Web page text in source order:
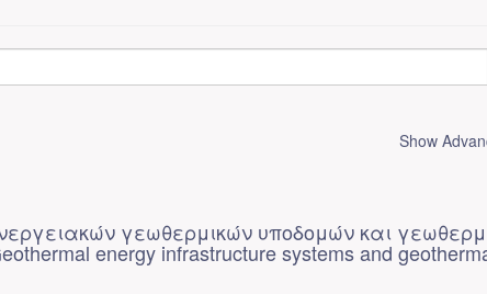
Show
γεωθερμικών υποδομών και
energy infrastructure systems and